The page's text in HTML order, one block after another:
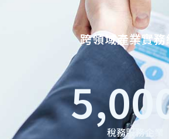
跨領域產業實務
稅務服務企業